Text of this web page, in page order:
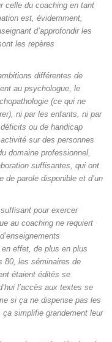
celle du coaching en tant
est, évidemment,
d’approfondir les
les repères
différentes de
au psychologue, le
(ce qui ne
ni par les enfants, ni par
ou de handicap
sur des personnes
domaine professionnel,
suffisantes, qui ont
de parole disponible et d’un
pour exercer
au coaching ne requiert
effet, de plus en plus
80, les séminaires de
étaient édités se
l’accès aux textes se
si ça ne dispense pas les
simplifie grandement leur